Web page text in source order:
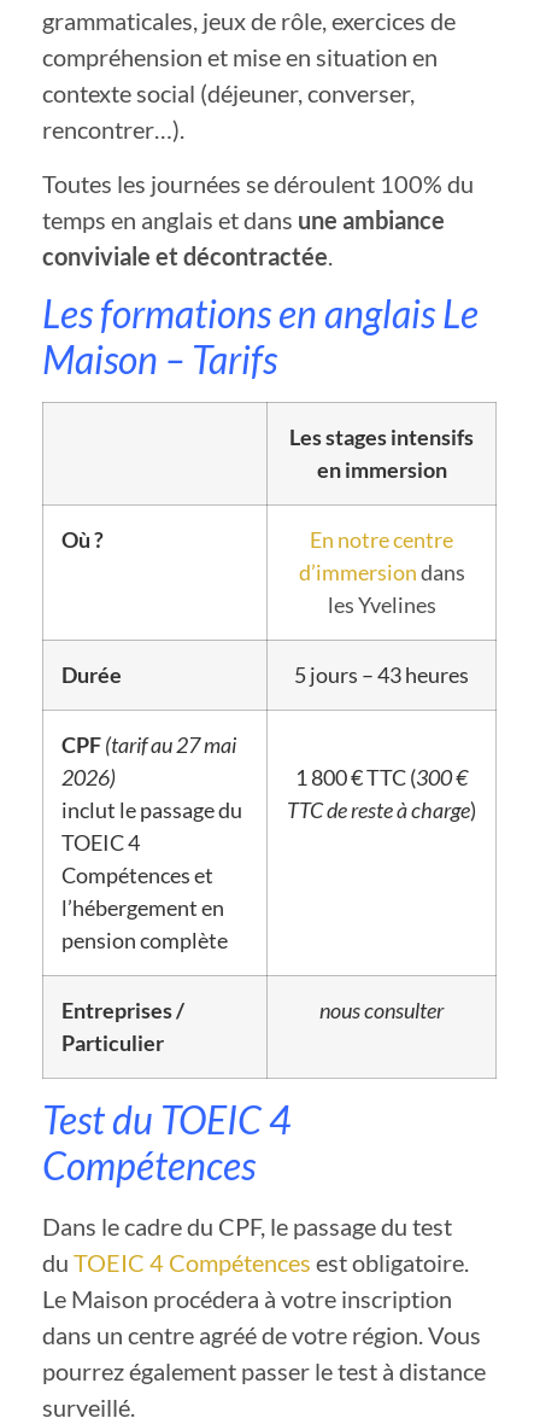
grammaticales, jeux de rôle, exercices de
compréhension et mise en situation en
contexte social (déjeuner, converser,
rencontrer…).
Toutes les journées se déroulent 100% du
temps en anglais et dans une ambiance
conviviale et décontractée.
Les formations en anglais Le
Maison – Tarifs
Les stages intensifs
en immersion
Où ?
En notre centre
d’immersiondans
les Yvelines
Durée 5 jours – 43 heures
CPF(tarif au 27 mai
2026)
inclut le passage du
TOEIC 4
Compétences et
l’hébergement en
pension complète
1 800 € TTC (300 €
TTC de reste à charge)
Entreprises /
Particulier
nous consulter
Test du TOEIC 4
Compétences
Dans le cadre du CPF, le passage du test
du TOEIC 4 Compétences est obligatoire.
Le Maison procédera à votre inscription
dans un centre agréé de votre région. Vous
pourrez également passer le test à distance
surveillé.